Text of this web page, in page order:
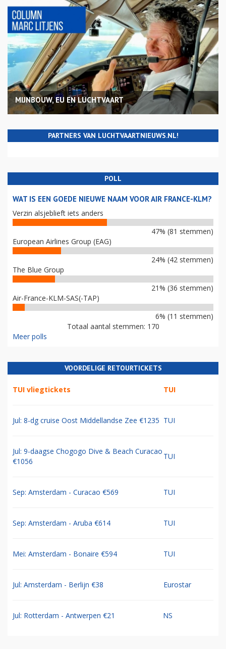
MIJNBOUW, EU EN LUCHTVAART
PARTNERS VAN LUCHTVAARTNIEUWS.NL!
POLL
WAT IS EEN GOEDE NIEUWE NAAM VOOR AIR FRANCE-KLM?
Verzin alsjeblieft iets anders
47% (81 stemmen)
European Airlines Group (EAG)
24% (42 stemmen)
The Blue Group
21% (36 stemmen)
Air-France-KLM-SAS(-TAP)
6% (11 stemmen)
Totaal aantal stemmen: 170
Meer polls
VOORDELIGE RETOURTICKETS
TUI vliegtickets TUI
Jul: 8-dg cruise Oost Middellandse Zee €1235 TUI
Jul: 9-daagse Chogogo Dive & Beach Curacao
€1056
TUI
Sep: Amsterdam - Curacao €569 TUI
Sep: Amsterdam - Aruba €614 TUI
Mei: Amsterdam - Bonaire €594 TUI
Jul: Amsterdam - Berlijn €38 Eurostar
Jul: Rotterdam - Antwerpen €21 NS